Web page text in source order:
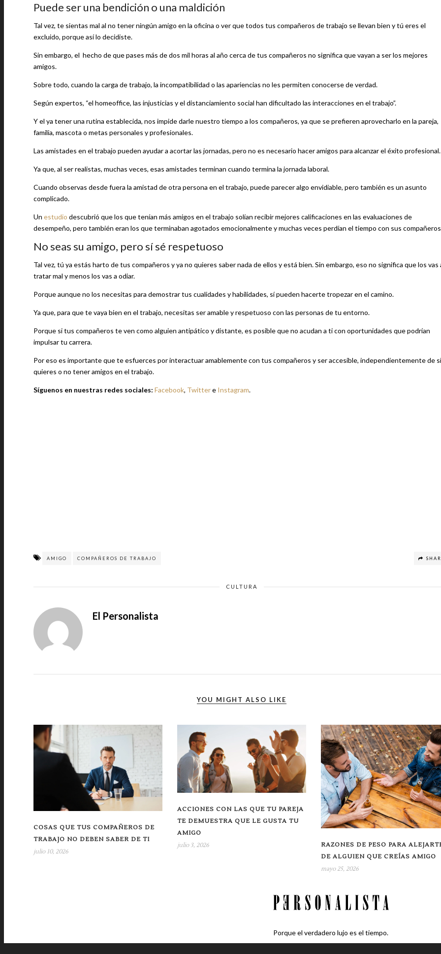
Puede ser una bendición o una maldición
Tal vez, te sientas mal al no tener ningún amigo en la oficina o ver que todos tus compañeros de trabajo se llevan bien y tú eres el
excluido, porque así lo decidiste.
Sin embargo, el hecho de que pases más de dos mil horas al año cerca de tus compañeros no significa que vayan a ser los mejores
amigos.
Sobre todo, cuando la carga de trabajo, la incompatibilidad o las apariencias no les permiten conocerse de verdad.
Según expertos, “el homeoffice, las injusticias y el distanciamiento social han dificultado las interacciones en el trabajo”.
Y el ya tener una rutina establecida, nos impide darle nuestro tiempo a los compañeros, ya que se prefieren aprovecharlo en la pareja,
familia, mascota o metas personales y profesionales.
Las amistades en el trabajo pueden ayudar a acortar las jornadas, pero no es necesario hacer amigos para alcanzar el éxito profesional.
Ya que, al ser realistas, muchas veces, esas amistades terminan cuando termina la jornada laboral.
Cuando observas desde fuera la amistad de otra persona en el trabajo, puede parecer algo envidiable, pero también es un asunto
complicado.
Un estudio descubrió que los que tenían más amigos en el trabajo solían recibir mejores calificaciones en las evaluaciones de
desempeño, pero también eran los que terminaban agotados emocionalmente y muchas veces perdían el tiempo con sus
No seas su amigo, pero sí sé respetuoso
Tal vez, tú ya estás harto de tus compañeros y ya no quieres saber nada de ellos y está bien. Sin embargo, eso no significa que los vas
tratar mal y menos los vas a odiar.
Porque aunque no los necesitas para demostrar tus cualidades y habilidades, sí pueden hacerte tropezar en el camino.
Ya que, para que te vaya bien en el trabajo, necesitas ser amable y respetuoso con las personas de tu entorno.
Porque si tus compañeros te ven como alguien antipático y distante, es posible que no acudan a ti con oportunidades que podrían
impulsar tu carrera.
Por eso es importante que te esfuerces por interactuar amablemente con tus compañeros y ser accesible, independientemente de si
quieres o no tener amigos en el trabajo.
Síguenos en nuestras redes sociales: Facebook, Twittere Instagram.
AMIGO COMPAÑEROS DE TRABAJO
CULTURA
El Personalista
YOU MIGHT ALSO LIKE
COSAS QUE TUS COMPAÑEROS DE
TRABAJO NO DEBEN SABER DE TI
julio 10, 2026
ACCIONES CON LAS QUE TU PAREJA
TE DEMUESTRA QUE LE GUSTA TU
AMIGO
julio 3, 2026
RAZONES DE PESO PARA
DE ALGUIEN QUE CREÍAS AMIGO
mayo 25, 2026
Porque el verdadero lujo es el tiempo.